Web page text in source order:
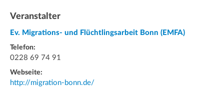
Veranstalter
Ev. Migrations- und Flüchtlingsarbeit Bonn (EMFA)
Telefon:
0228 69 74 91
Webseite:
http://migration-bonn.de/